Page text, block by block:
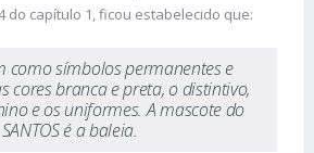
do capítulo 1, ficou estabelecido que:
como símbolos permanentes e
cores branca e preta, o distintivo,
e os uniformes. A mascote do
SANTOS é a baleia.